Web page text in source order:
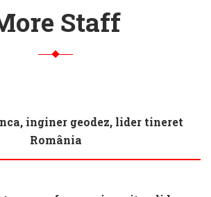
Staff
inginer geodez, lider tineret
România